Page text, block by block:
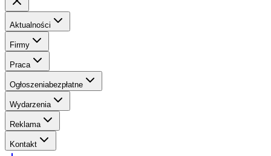
Aktualności
Firmy
Praca
Ogłoszeniabezpłatne
Wydarzenia
Reklama
Kontakt